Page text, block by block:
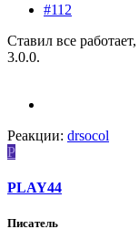
#112
Ставил все
3.0.0.
Реакции: drsocol
P
PLAY44
Писатель